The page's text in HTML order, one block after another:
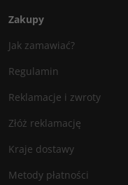
Zakupy
Jak zamawiać?
Regulamin
Reklamacje i zwroty
Złóż reklamację
Kraje dostawy
Metody płatności